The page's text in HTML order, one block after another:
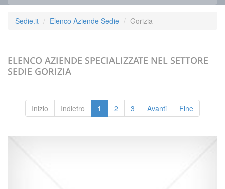
Sedie.it Elenco Aziende Sedie Gorizia
ELENCO AZIENDE SPECIALIZZATE NEL SETTORE
SEDIE GORIZIA
Inizio Indietro 1 2 3 Avanti Fine